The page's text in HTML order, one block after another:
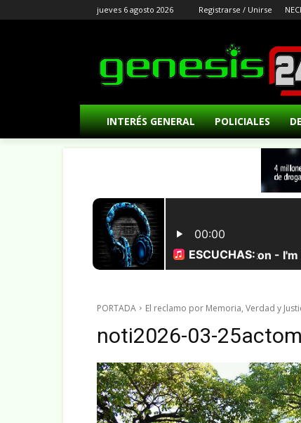
jueves 6 agosto 2026 Registrarse / Unirse
INTERÉS GENERAL POLICIALES
PORTADA El reclamo por Memoria, Verdad y
noti2026-03-